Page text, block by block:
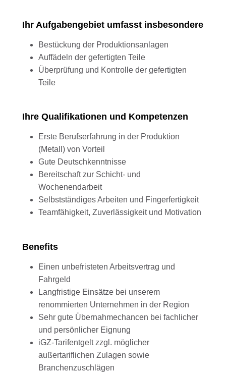
Ihr Aufgabengebiet umfasst insbesondere
Bestückung der Produktionsanlagen
Auffädeln der gefertigten Teile
Überprüfung und Kontrolle der gefertigten
Teile
Ihre Qualifikationen und Kompetenzen
Erste Berufserfahrung in der Produktion
(Metall) von Vorteil
Gute Deutschkenntnisse
Bereitschaft zur Schicht- und
Wochenendarbeit
Selbstständiges Arbeiten und Fingerfertigkeit
Teamfähigkeit, Zuverlässigkeit und Motivation
Benefits
Einen unbefristeten Arbeitsvertrag und
Fahrgeld
Langfristige Einsätze bei unserem
renommierten Unternehmen in der Region
Sehr gute Übernahmechancen bei fachlicher
und persönlicher Eignung
iGZ-Tarifentgelt zzgl. möglicher
außertariflichen Zulagen sowie
Branchenzuschlägen